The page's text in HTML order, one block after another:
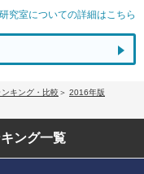
究室についての詳細はこちら
キング・比較
2016年版
ング一覧